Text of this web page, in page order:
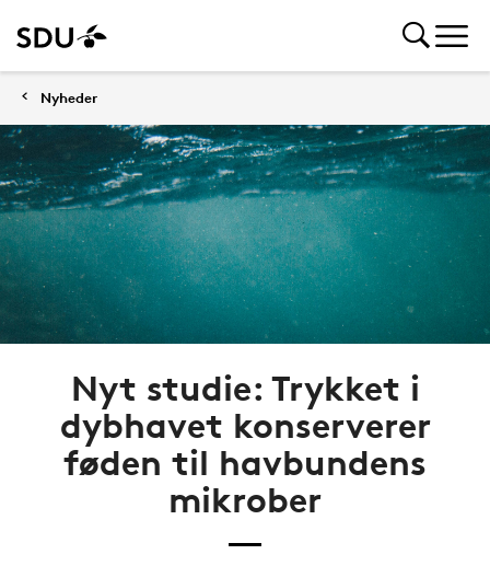
Nyheder
Nyt studie: Trykket i
dybhavet konserverer
føden til havbundens
mikrober